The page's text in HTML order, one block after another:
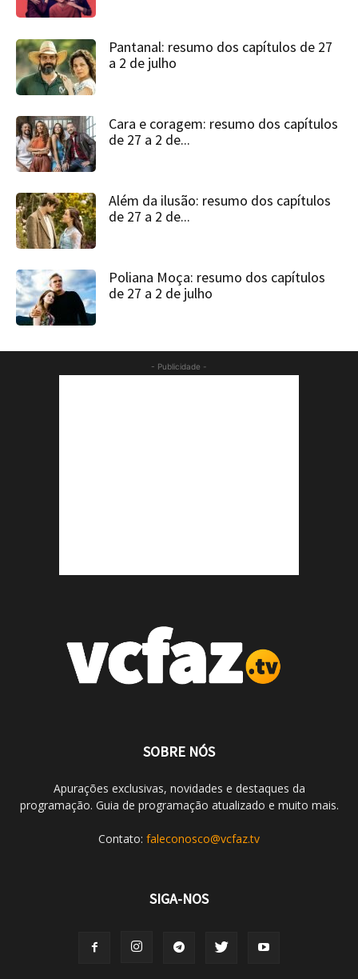
Pantanal: resumo dos capítulos de 27
a 2 de julho
Cara e coragem: resumo dos capítulos
de 27 a 2 de...
Além da ilusão: resumo dos capítulos
de 27 a 2 de...
Poliana Moça: resumo dos capítulos
de 27 a 2 de julho
- Publicidade -
SOBRE NÓS
Apurações exclusivas, novidades e destaques da
programação. Guia de programação atualizado e muito mais.
Contato: faleconosco@vcfaz.tv
SIGA-NOS